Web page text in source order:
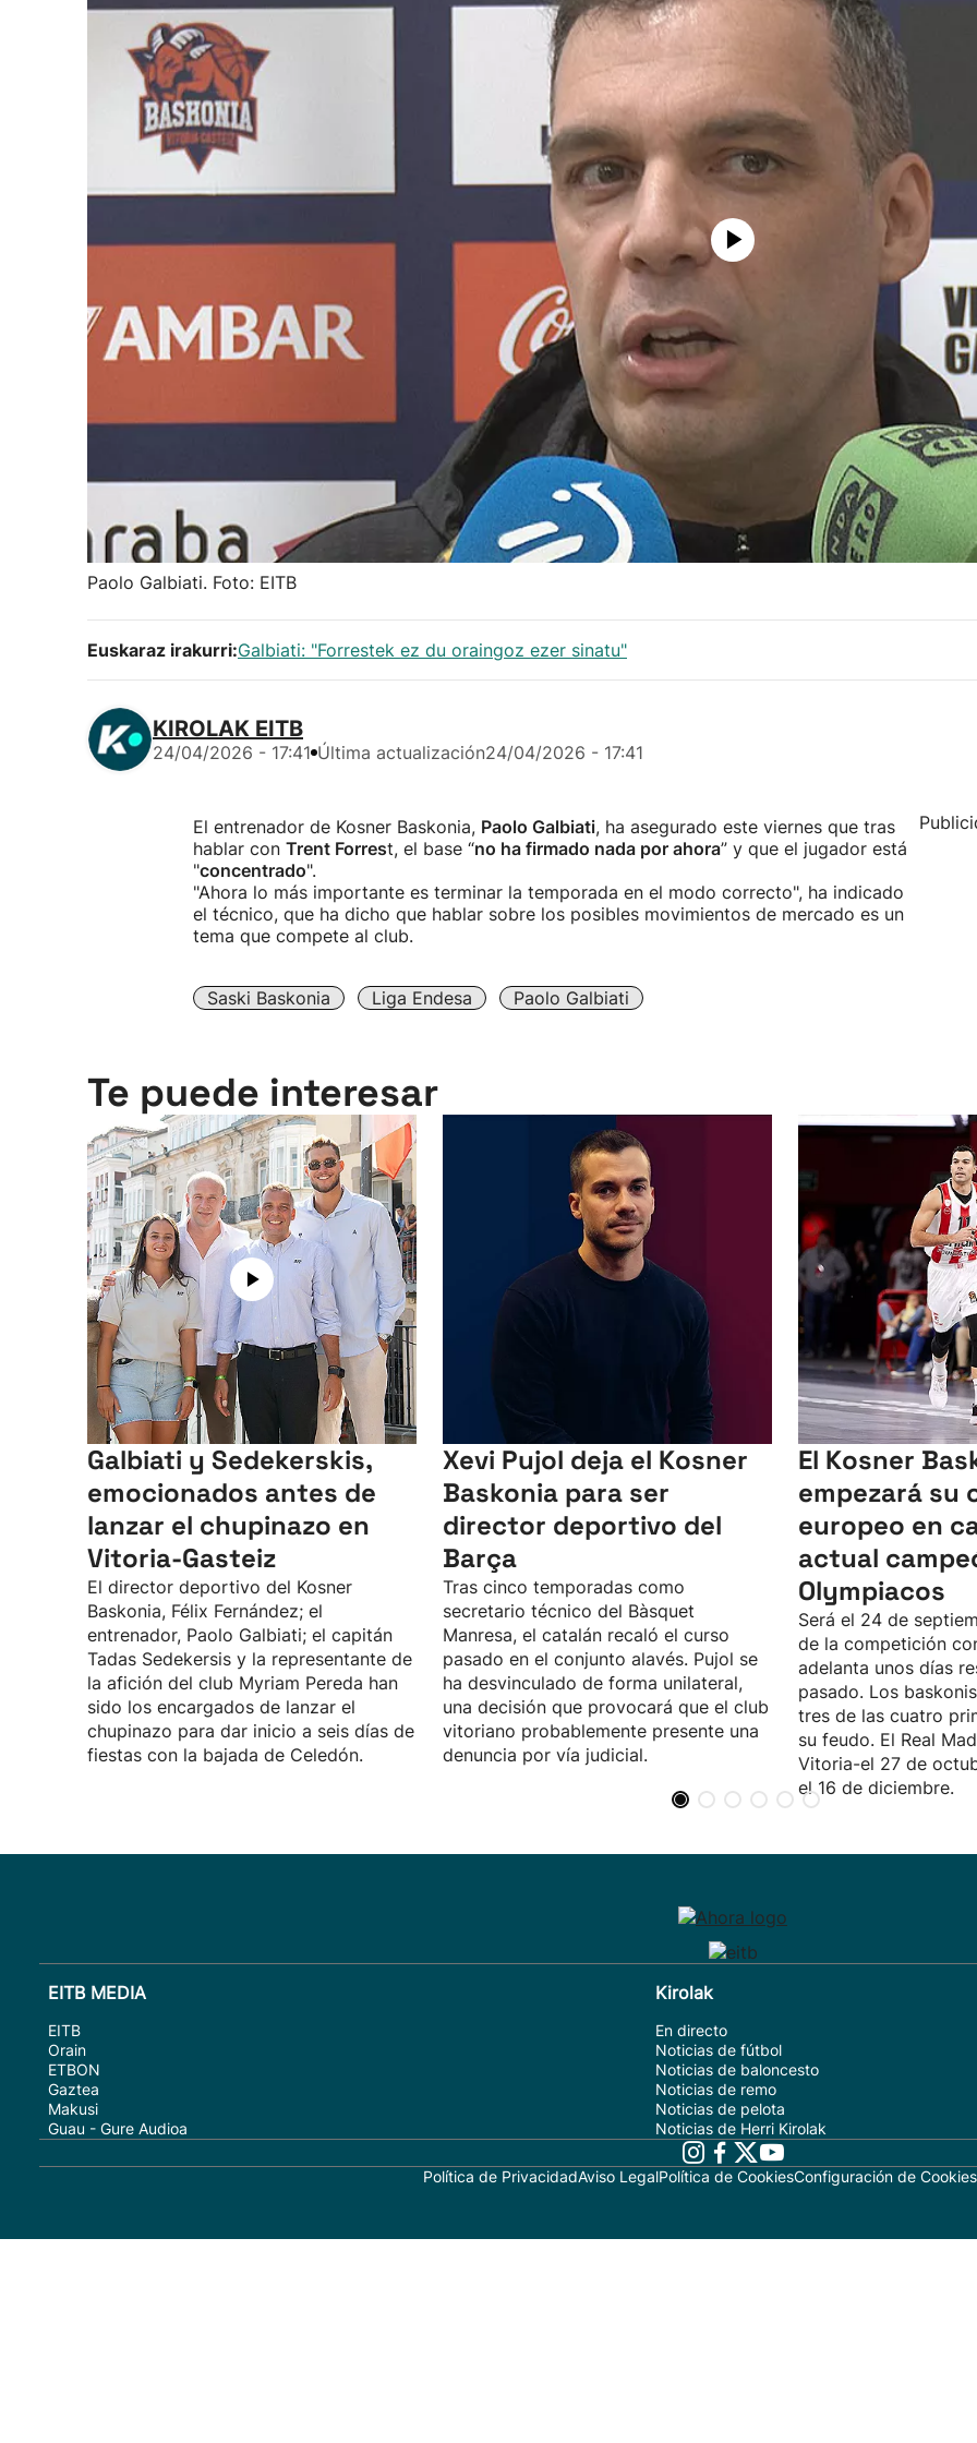
Paolo Galbiati. Foto: EITB
Euskaraz irakurri:Galbiati: "Forrestek ez du oraingoz ezer sinatu"
KIROLAK EITB
24/04/2026 - 17:41 Última actualización24/04/2026 - 17:41
El entrenador de Kosner Baskonia, Paolo Galbiati, ha asegurado este viernes que tras
hablar con Trent Forrest, el base “no ha firmado nada por ahora” y que el jugador está
"concentrado".
"Ahora lo más importante es terminar la temporada en el modo correcto", ha indicado
el técnico, que ha dicho que hablar sobre los posibles movimientos de mercado es un
tema que compete al club.
Saski Baskonia Liga Endesa Paolo Galbiati
Te puede interesar
Galbiati y Sedekerskis,
emocionados antes de
lanzar el chupinazo en
Vitoria-Gasteiz
El director deportivo del Kosner
Baskonia, Félix Fernández; el
entrenador, Paolo Galbiati; el capitán
Tadas Sedekersis y la representante de
la afición del club Myriam Pereda han
sido los encargados de lanzar el
chupinazo para dar inicio a seis días de
fiestas con la bajada de Celedón.
Xevi Pujol deja el Kosner
Baskonia para ser
director deportivo del
Barça
Tras cinco temporadas como
secretario técnico del Bàsquet
Manresa, el catalán recaló el curso
pasado en el conjunto alavés. Pujol se
ha desvinculado de forma unilateral,
una decisión que provocará que el club
vitoriano probablemente presente una
denuncia por vía judicial.
El Kosner
empezará su
europeo en
actual
Olympiacos
Será el 24 de
de la competición
adelanta unos días
pasado. Los
tres de las cuatro
su feudo. El Real
Vitoria-el 27 de
el 16 de diciembre.
EITB MEDIA
EITB
Orain
ETBON
Gaztea
Makusi
Guau - Gure Audioa
Kirolak
En directo
Noticias de fútbol
Noticias de baloncesto
Noticias de remo
Noticias de pelota
Noticias de Herri Kirolak
Política de PrivacidadAviso LegalPolítica de CookiesConfiguración de Cookies